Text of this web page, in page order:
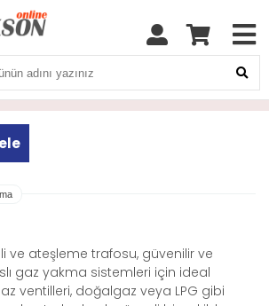
ve ateşleme trafosu, güvenilir ve
gaz yakma sistemleri için ideal
ventilleri, doğalgaz veya LPG gibi